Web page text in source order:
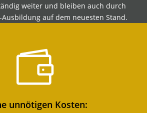
weiter und bleiben auch durch
auf dem neuesten Stand.

unnötigen Kosten: